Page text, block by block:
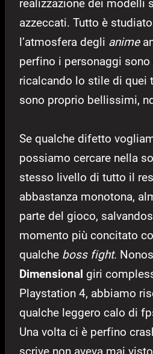
realizzazione dei modelli
azzeccati. Tutto è
l’atmosfera degli anime
perfino i personaggi
ricalcando lo stile di quei
sono proprio bellissimi,
Se qualche difetto
possiamo cercare nella
stesso livello di tutto il
abbastanza monotona,
parte del gioco,
momento più concitato
qualche boss fight.
Dimensional giri
Playstation 4, abbiamo
qualche leggero calo di
Una volta ci è perfino
scrive non aveva mai